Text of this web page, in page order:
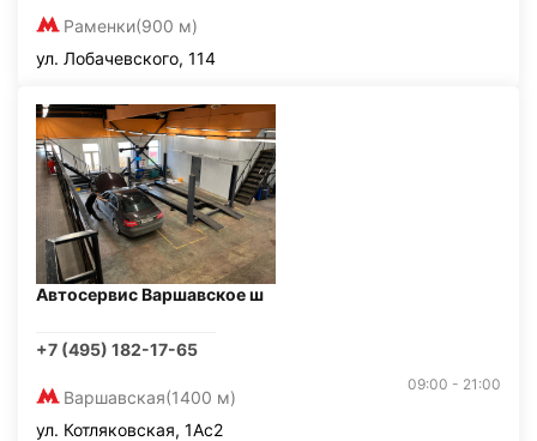
Раменки(900 м)
ул. Лобачевского, 114
Автосервис Варшавское ш
+7 (495) 182-17-65
Варшавская(1400 м)
09:00 - 21:00
ул. Котляковская, 1Ас2